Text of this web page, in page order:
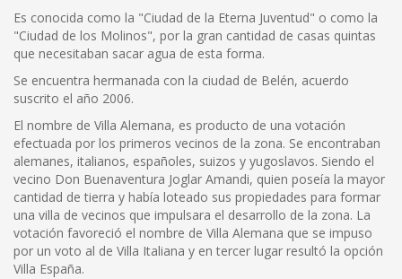
Es conocida como la "Ciudad de la Eterna Juventud" o como la
"Ciudad de los Molinos", por la gran cantidad de casas quintas
que necesitaban sacar agua de esta forma.
Se encuentra hermanada con la ciudad de Belén, acuerdo
suscrito el año 2006.
El nombre de Villa Alemana, es producto de una votación
efectuada por los primeros vecinos de la zona. Se encontraban
alemanes, italianos, españoles, suizos y yugoslavos. Siendo el
vecino Don Buenaventura Joglar Amandi, quien poseía la mayor
cantidad de tierra y había loteado sus propiedades para formar
una villa de vecinos que impulsara el desarrollo de la zona. La
votación favoreció el nombre de Villa Alemana que se impuso
por un voto al de Villa Italiana y en tercer lugar resultó la opción
Villa España.